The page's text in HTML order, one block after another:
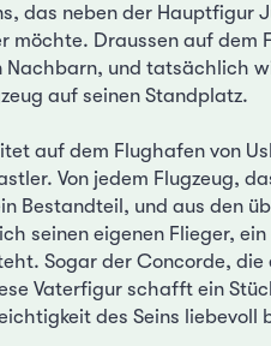
das neben der Hauptfigur
möchte. Draussen auf
Nachbarn, und tatsächlich
auf seinen Standplatz.
auf dem Flughafen von
Von jedem Flugzeug,
Bestandteil, und aus den
seinen eigenen Flieger,
Sogar der Concorde, die
Vaterfigur schafft ein
des Seins liebevoll